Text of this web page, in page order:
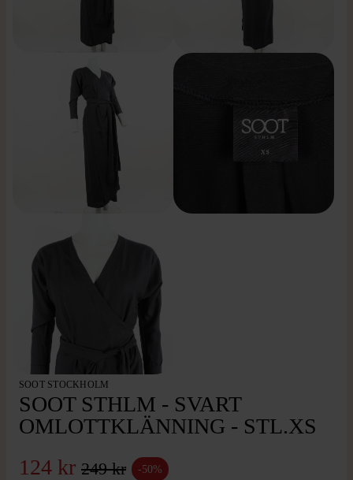
SOOT STOCKHOLM
SOOT STHLM - SVART
OMLOTTKLÄNNING - STL.XS
124 kr 249 kr -50%